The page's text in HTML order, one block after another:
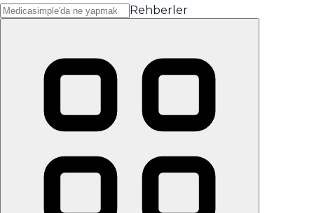
Rehberler